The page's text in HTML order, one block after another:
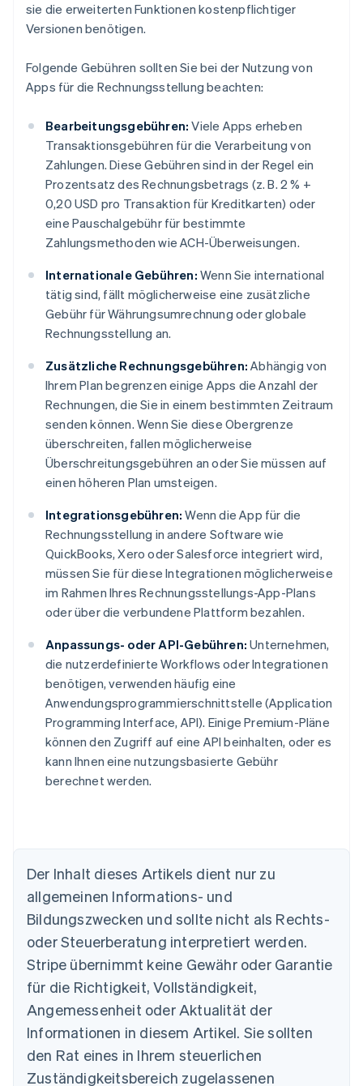
sie die erweiterten Funktionen kostenpflichtiger
Versionen benötigen.
Folgende Gebühren sollten Sie bei der Nutzung von
Apps für die Rechnungsstellung beachten:
Bearbeitungsgebühren: Viele Apps erheben
Transaktionsgebühren für die Verarbeitung von
Zahlungen. Diese Gebühren sind in der Regel ein
Prozentsatz des Rechnungsbetrags (z. B. 2 % +
0,20 USD pro Transaktion für Kreditkarten) oder
eine Pauschalgebühr für bestimmte
Zahlungsmethoden wie ACH-Überweisungen.
Internationale Gebühren: Wenn Sie international
tätig sind, fällt möglicherweise eine zusätzliche
Gebühr für Währungsumrechnung oder globale
Rechnungsstellung an.
Zusätzliche Rechnungsgebühren: Abhängig von
Ihrem Plan begrenzen einige Apps die Anzahl der
Rechnungen, die Sie in einem bestimmten Zeitraum
senden können. Wenn Sie diese Obergrenze
überschreiten, fallen möglicherweise
Überschreitungsgebühren an oder Sie müssen auf
einen höheren Plan umsteigen.
Integrationsgebühren: Wenn die App für die
Rechnungsstellung in andere Software wie
QuickBooks, Xero oder Salesforce integriert wird,
müssen Sie für diese Integrationen möglicherweise
im Rahmen Ihres Rechnungsstellungs-App-Plans
oder über die verbundene Plattform bezahlen.
Anpassungs- oder API-Gebühren: Unternehmen,
die nutzerdefinierte Workflows oder Integrationen
benötigen, verwenden häufig eine
Anwendungsprogrammierschnittstelle (Application
Programming Interface, API). Einige Premium-Pläne
können den Zugriff auf eine API beinhalten, oder es
kann Ihnen eine nutzungsbasierte Gebühr
berechnet werden.
Der Inhalt dieses Artikels dient nur zu
allgemeinen Informations- und
Bildungszwecken und sollte nicht als Rechts-
oder Steuerberatung interpretiert werden.
Stripe übernimmt keine Gewähr oder Garantie
für die Richtigkeit, Vollständigkeit,
Angemessenheit oder Aktualität der
Informationen in diesem Artikel. Sie sollten
den Rat eines in Ihrem steuerlichen
Zuständigkeitsbereich zugelassenen
Australien
Belgien
NederlandsFrançaisDeutschEnglish
PortuguêsEnglish
Bulgarien
English
Dänemark
English
Deutschland
Estland
English
Festlandchina